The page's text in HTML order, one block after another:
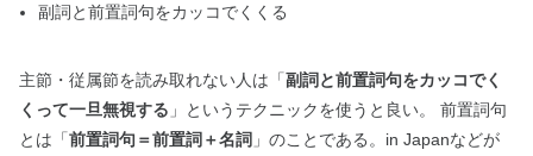
副詞と前置詞句をカッコでくくる
主節・従属節を読み取れない人は「副詞と前置詞句をカッコでく
くって一旦無視する 」というテクニックを使うと良い。 前置詞句
とは「前置詞句＝前置詞＋名詞 」のことである。in Japanなどが